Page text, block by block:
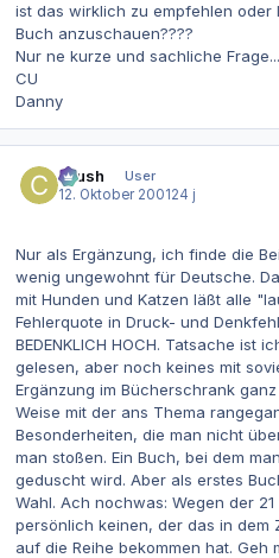
ist das wirklich zu empfehlen oder
Buch anzuschauen????
Nur ne kurze und sachliche Frage...
CU
Danny
Crush
User
12. Oktober 2001 24 j
Nur als Ergänzung, ich finde die
wenig ungewohnt für Deutsche.
mit Hunden und Katzen läßt alle
Fehlerquote in Druck- und
BEDENKLICH HOCH. Tatsache ist
gelesen, aber noch keines mit
Ergänzung im Bücherschrank
Weise mit der ans Thema
Besonderheiten, die man nicht
man stoßen. Ein Buch, bei dem
geduscht wird. Aber als erstes
Wahl. Ach nochwas: Wegen der
persönlich keinen, der das in dem
auf die Reihe bekommen hat. Geh